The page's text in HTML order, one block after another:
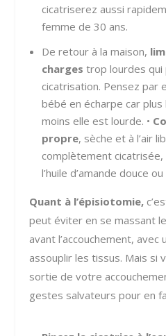
cicatriserez aussi
femme de 30 ans.
De retour à la maison,
charges trop lourdes qui
cicatrisation. Pensez
bébé en écharpe car
moins elle est lourde. •
propre, sèche et à l’air
complètement
l’huile d’amande douce
Quant à l’épisiotomie,
peut éviter en se massant
avant l’accouchement, avec
assouplir les tissus. Mais si
sortie de votre
gestes salvateurs pour en